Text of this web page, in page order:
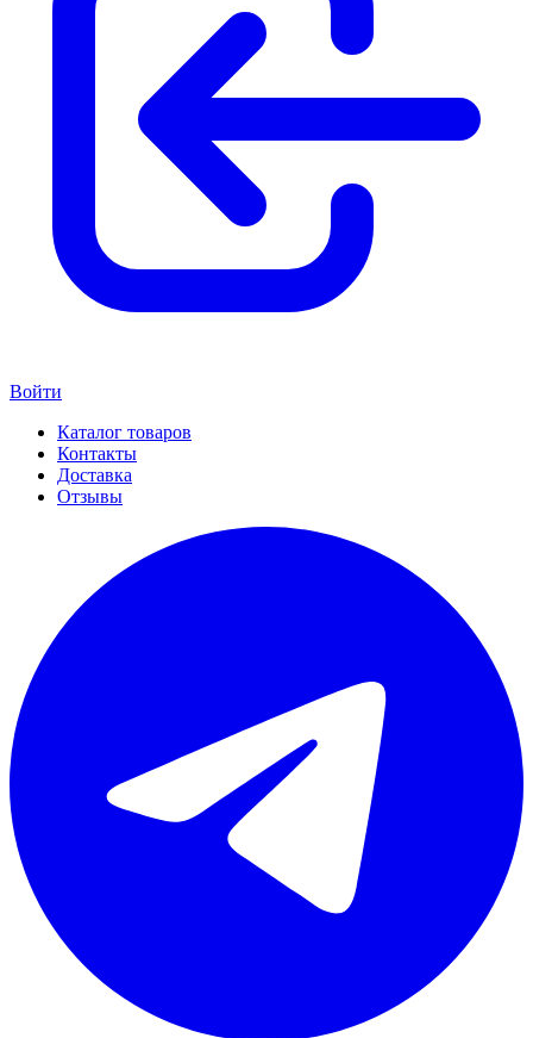
Войти
Каталог товаров
Контакты
Доставка
Отзывы